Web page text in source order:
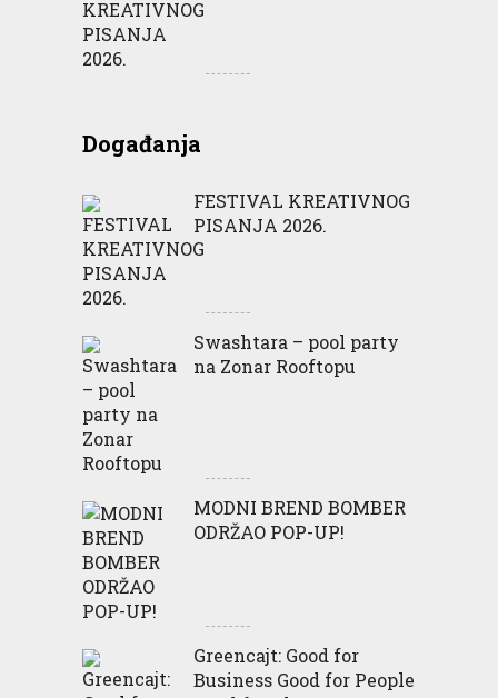
Događanja
FESTIVAL KREATIVNOG
PISANJA 2026.
Swashtara – pool party
na Zonar Rooftopu
MODNI BREND BOMBER
ODRŽAO POP-UP!
Greencajt: Good for
Business Good for People